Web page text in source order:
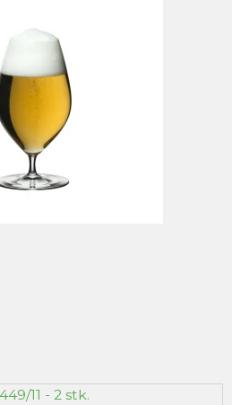
11 - 2 stk.